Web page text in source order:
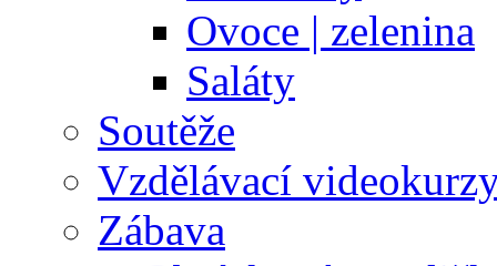
Ovoce | zelenina
Saláty
Soutěže
Vzdělávací
Zábava